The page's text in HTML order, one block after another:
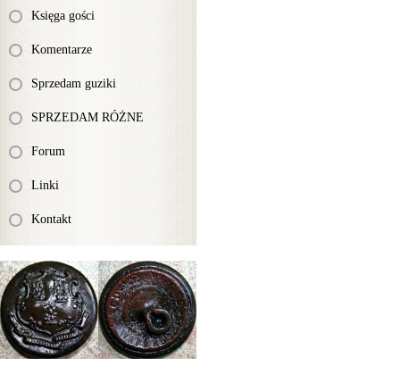
Księga gości
Komentarze
Sprzedam guziki
SPRZEDAM RÓŻNE
Forum
Linki
Kontakt